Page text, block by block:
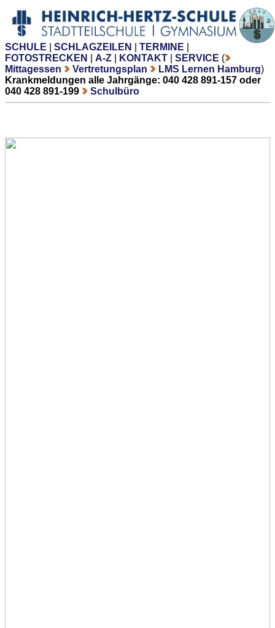
SCHULE SCHLAGZEILEN TERMINE
FOTOSTRECKEN
A-Z KONTAKT SERVICE (
Mittagessen
Vertretungsplan LMS Lernen Hamburg)
Krankmeldungen alle Jahrgänge: 040 428 891-157 oder
040 428 891-199
Schulbüro